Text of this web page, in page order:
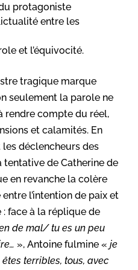
protagoniste
entre les
et l’équivocité.
tragique marque
seulement la parole ne
rendre compte du réel,
et calamités. En
déclencheurs des
tentative de Catherine de
en revanche la colère
entre l’intention de paix et
face à la réplique de
de mal/ tu es un peu
», Antoine fulmine « je
êtes terribles, tous, avec